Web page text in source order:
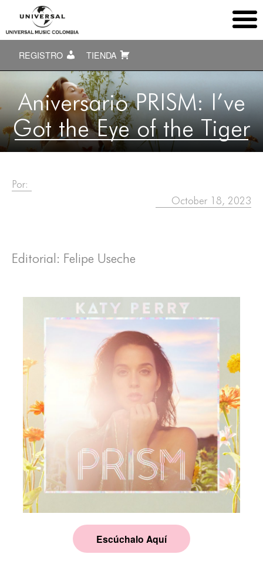
REGISTRO TIENDA
Aniversario PRISM: I’ve
Got the Eye of the Tiger
Por:
October 18, 2023
Editorial: Felipe Useche
Escúchalo Aquí